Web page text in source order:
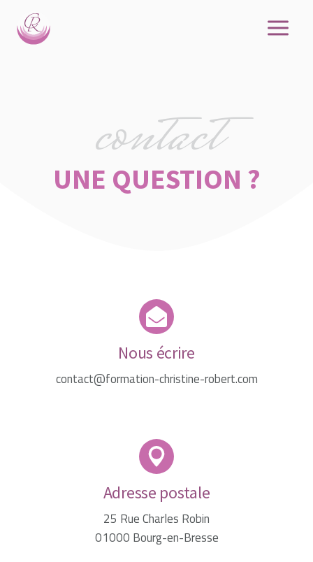
contenu
contact
UNE QUESTION ?
Nous écrire
contact@formation-christine-robert.com
Adresse postale
25 Rue Charles Robin
01000 Bourg-en-Bresse